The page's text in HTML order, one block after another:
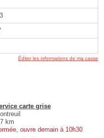
Éditer les informations de ma casse
carte grise
km
ouvre demain à 10h30